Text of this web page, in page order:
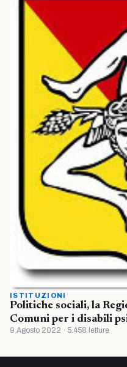
ISTITUZIONI
Politiche sociali, la
Comuni per i disabili
9 Agosto 2022 · 5.458 letture